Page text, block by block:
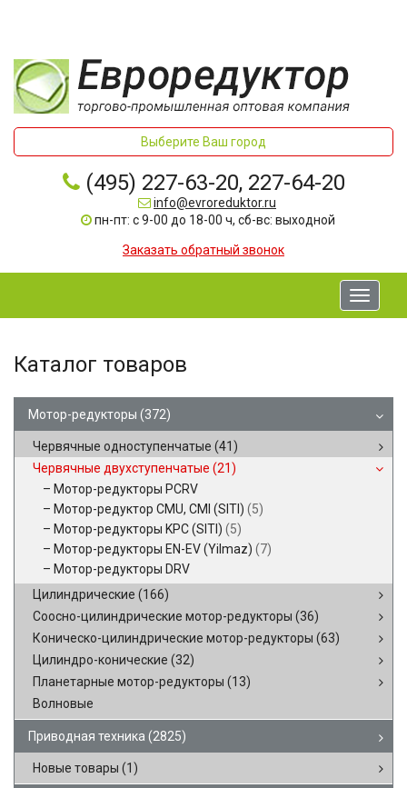
Выберите Ваш город
(495) 227-63-20, 227-64-20
info@evroreduktor.ru
пн-пт: с 9-00 до 18-00 ч, сб-вс: выходной
Заказать обратный звонок
Toggle
Каталог товаров
Мотор-редукторы (372)
Червячные одноступенчатые (41)
Червячные двухступенчатые (21)
Мотор-редукторы PCRV
Мотор-редуктор CMU, CMI (SITI) (5)
Мотор-редукторы KPC (SITI) (5)
Мотор-редукторы EN-EV (Yilmaz) (7)
Мотор-редукторы DRV
Цилиндрические (166)
Соосно-цилиндрические мотор-редукторы (36)
Коническо-цилиндрические мотор-редукторы (63)
Цилиндро-конические (32)
Планетарные мотор-редукторы (13)
Волновые
Приводная техника (2825)
Новые товары (1)